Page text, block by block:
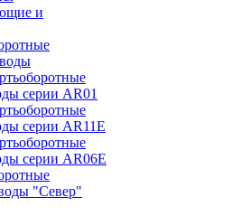
и
серии AR01
серии AR11E
серии AR06E
"Север"